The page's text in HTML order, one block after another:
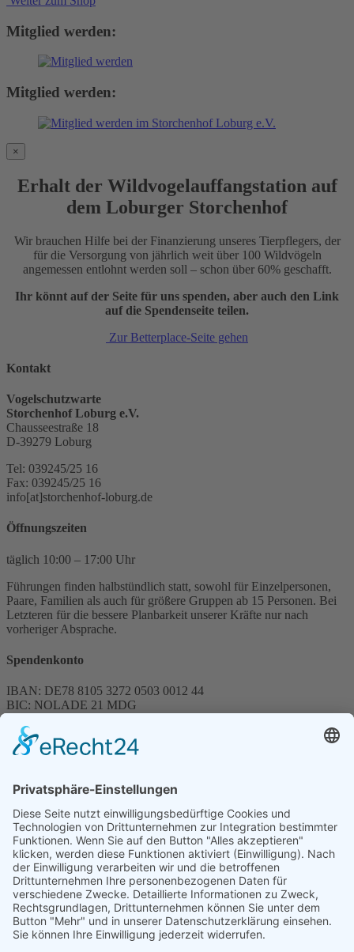
Mitglied werden:
Mitglied werden:
×
Erhalt der Wildvogelauffangstation auf
dem Loburger Storchenhof
Wir brauchen Hilfe bei der Finanzierung unseres Tierpflegers, der
für die Versorgung von jährlich weit über 100 Wildvögeln
angemessen entlohnt werden soll – schon über 60% geschafft.
Ihr könnt auf der Seite für uns spenden, aber auch den Link
auf die Spendenseite teilen.
Zur Betterplace-Seite gehen
Kontakt
Vogelschutzwarte
Storchenhof Loburg e.V.
Chausseestraße 18
D-39279 Loburg
Tel: 039245/25 16
Fax: 039245/25 16
info[at]storchenhof-loburg.de
Öffnungszeiten
täglich 10:00 – 17:00 Uhr
Führungen finden halbstündlich statt, sowohl für Einzelpersonen,
Paare, Familien als auch für größere Gruppen ab 15 Personen. Bei
Letzteren für die bessere Planbarkeit unserer Kräfte nur nach
vorheriger Absprache.
Spendenkonto
IBAN: DE78 8105 3272 0503 0012 44
BIC: NOLADE 21 MDG
Spenden können steuerlich abgesetzt werden
Förderung
© 1987 – 2025
Storchenhof Loburg e.V.
Alle Rechte vorbehalten.
Cookie-Einstellungen
Navigation überspringen